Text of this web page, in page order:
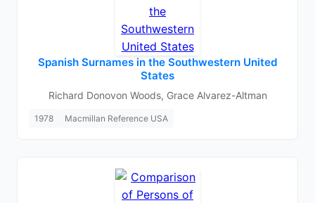
Spanish Surnames in the Southwestern United
States
Richard Donovon Woods, Grace Alvarez-Altman
1978 Macmillan Reference USA